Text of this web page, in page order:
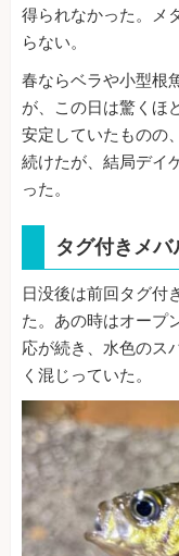
得られなかった。メ
らない。
春ならベラや小型根
が、この日は驚くほ
安定していたものの
続けたが、結局デイ
った。
タグ付きメ
日没後は前回タグ付
た。あの時はオープ
応が続き、水色のス
く混じっていた。